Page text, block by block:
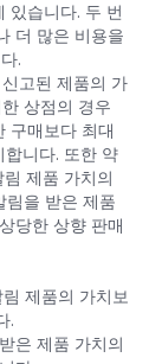
있습니다. 두 번
더 많은 비용을
.
고된 제품의 가
상점의 경우
구매보다 최대
니다. 또한 약
제품 가치의
림을 받은 제품
당한 상향 판매
제품의 가치보
.
은 제품 가치의